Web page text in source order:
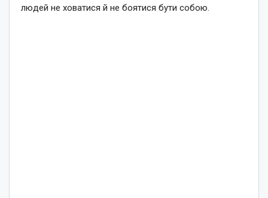
людей не ховатися й не боятися бути собою.